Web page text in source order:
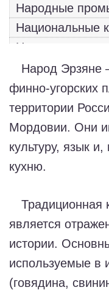
Народные
Национальные
Национальные
Традиционная
Народ Эрзяне
финно-угорских
территории
Мордовии. Они
культуру, язык
кухню.
Традиционная
является
истории.
используемые в
(говядина,